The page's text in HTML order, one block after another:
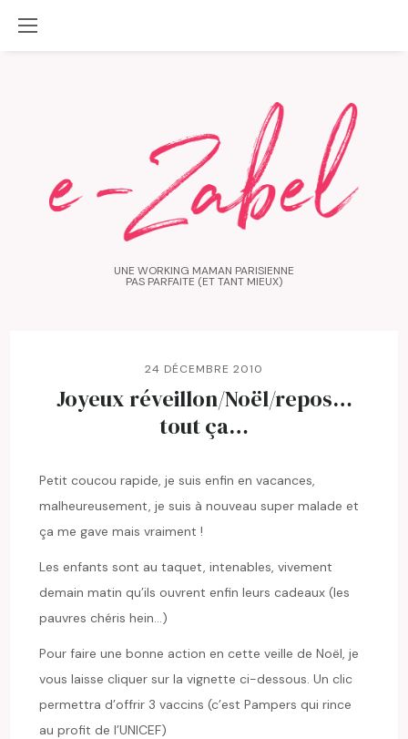
UNE WORKING MAMAN PARISIENNE
PAS PARFAITE (ET TANT MIEUX)
24 DÉCEMBRE 2010
Joyeux réveillon/Noël/repos…
tout ça…
Petit coucou rapide, je suis enfin en vacances,
malheureusement, je suis à nouveau super malade et
ça me gave mais vraiment !
Les enfants sont au taquet, intenables, vivement
demain matin qu’ils ouvrent enfin leurs cadeaux (les
pauvres chéris hein…)
Pour faire une bonne action en cette veille de Noël, je
vous laisse cliquer sur la vignette ci-dessous. Un clic
permettra d’offrir 3 vaccins (c’est Pampers qui rince
au profit de l’UNICEF)